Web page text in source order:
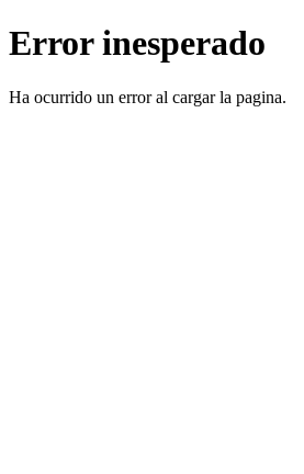
Error inesperado
Ha ocurrido un error al cargar la pagina.